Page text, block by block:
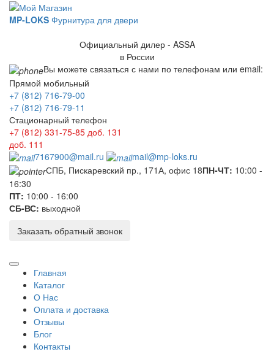
MP-LOKS Фурнитура для двери
Официальный дилер - ASSA
в России
Вы можете связаться с нами по телефонам или email:
Прямой мобильный
+7 (812) 716-79-00
+7 (812) 716-79-11
Стационарный телефон
+7 (812) 331-75-85 доб. 131
доб. 111
7167900@mail.ru
mail@mp-loks.ru
СПБ, Пискаревский пр., 171А, офис 18ПН-ЧТ: 10:00 -
16:30
ПТ: 10:00 - 16:00
СБ-ВС: выходной
Заказать обратный звонок
Главная
Каталог
О Нас
Оплата и доставка
Отзывы
Блог
Контакты